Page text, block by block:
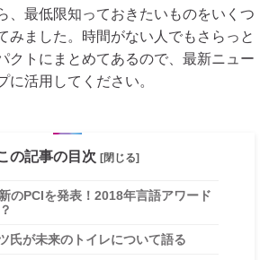
、最低限知っておきたいものをいくつ
みました。時間がない人でもさらっと
クトにまとめてあるので、最新ニュー
に活用してください。
の記事の目次 [閉じる]
のPCIを発表！2018年言語アワード
氏が未来のトイレについて語る